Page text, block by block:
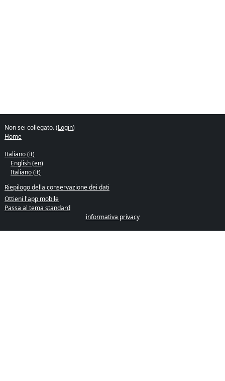
Non sei collegato. (Login)
Home
Italiano ‎(it)‎
English ‎(en)‎
Italiano ‎(it)‎
Riepilogo della conservazione dei dati
Ottieni l'app mobile
Passa al tema standard
informativa privacy